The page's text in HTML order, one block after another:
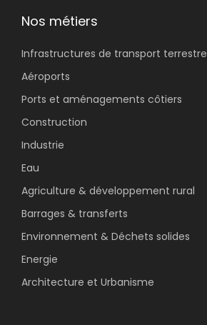
Nos métiers
Infrastructures de transport terrestre
Aéroports
Ports et aménagements côtiers
Construction
Industrie
Eau
Agriculture & développement rural
Barrages & transferts
Environnement & Déchets solides
Energie
Architecture et Urbanisme